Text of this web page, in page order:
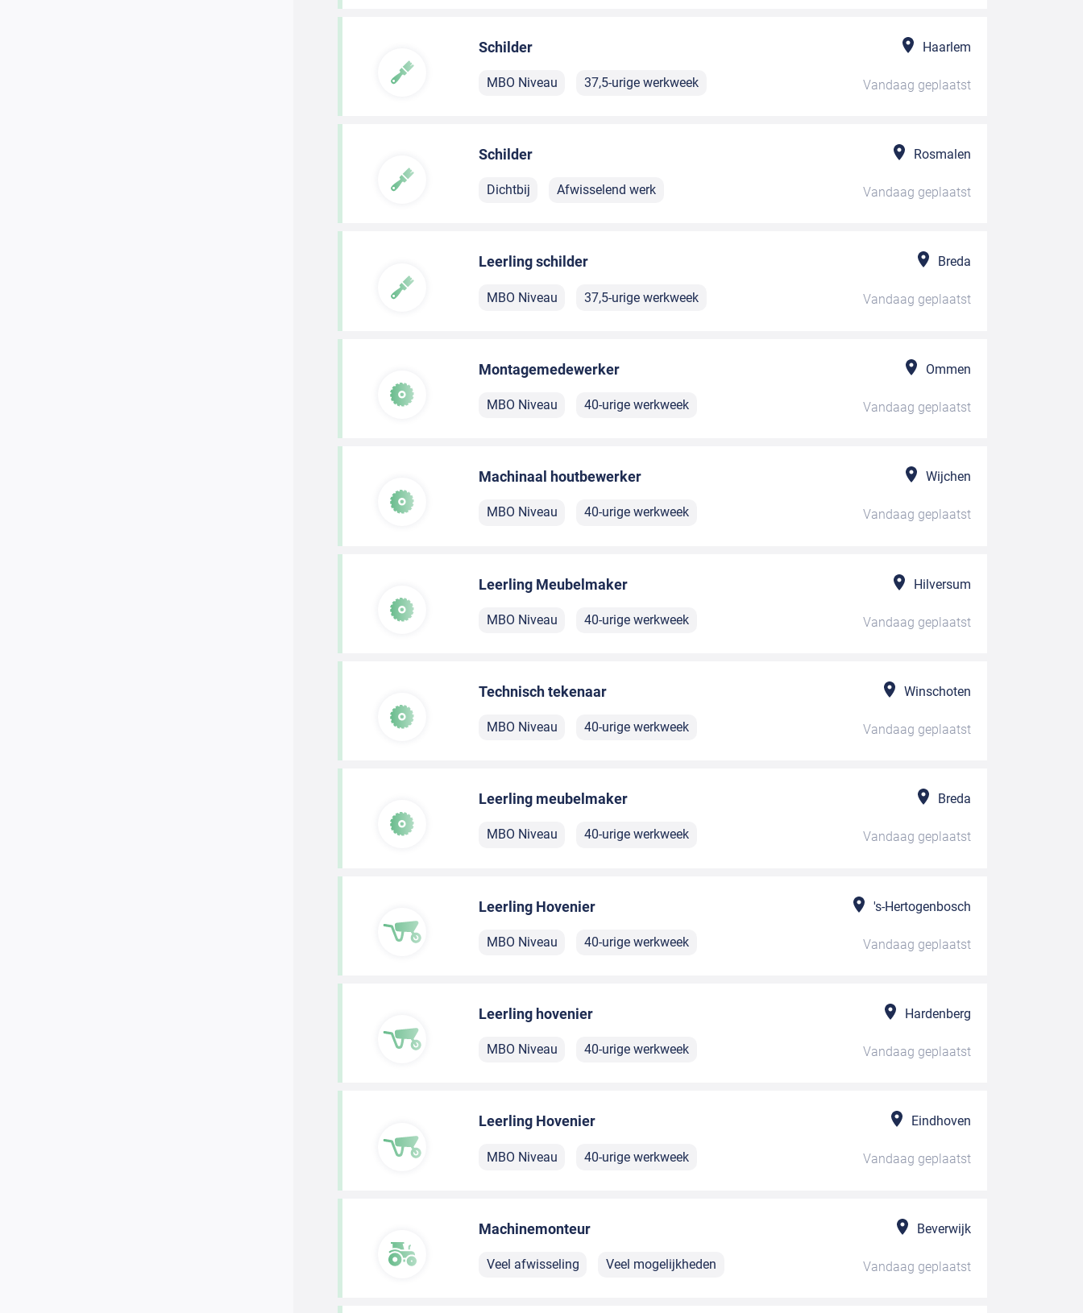
Schilder Haarlem
MBO Niveau 37,5-urige werkweek Vandaag geplaatst
Schilder Rosmalen
Dichtbij Afwisselend werk Vandaag geplaatst
Leerling schilder Breda
MBO Niveau 37,5-urige werkweek Vandaag geplaatst
Montagemedewerker Ommen
MBO Niveau 40-urige werkweek Vandaag geplaatst
Machinaal houtbewerker Wijchen
MBO Niveau 40-urige werkweek Vandaag geplaatst
Leerling Meubelmaker Hilversum
MBO Niveau 40-urige werkweek Vandaag geplaatst
Technisch tekenaar Winschoten
MBO Niveau 40-urige werkweek Vandaag geplaatst
Leerling meubelmaker Breda
MBO Niveau 40-urige werkweek Vandaag geplaatst
Leerling Hovenier 's-Hertogenbosch
MBO Niveau 40-urige werkweek Vandaag geplaatst
Leerling hovenier Hardenberg
MBO Niveau 40-urige werkweek Vandaag geplaatst
Leerling Hovenier Eindhoven
MBO Niveau 40-urige werkweek Vandaag geplaatst
Machinemonteur Beverwijk
Veel afwisseling Veel mogelijkheden Vandaag geplaatst